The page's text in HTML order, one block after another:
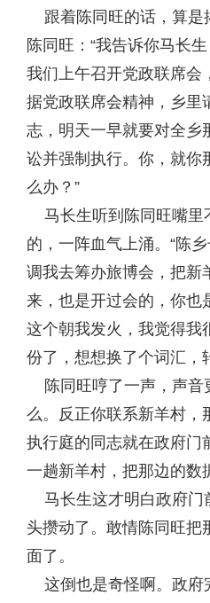
跟着陈同旺的话，算是
陈同旺：“我告诉你马长
我们上午召开党政联席会
据党政联席会精神，乡里
志，明天一早就要对全乡
讼并强制执行。你，就你
么办？”
马长生听到陈同旺嘴里
的，一阵血气上涌。“陈
调我去筹办旅博会，把新
来，也是开过会的，你也
这个朝我发火，我觉得我
份了，想想换了个词汇，
陈同旺哼了一声，声音
么。反正你联系新羊村，
执行庭的同志就在政府门
一趟新羊村，把那边的数
马长生这才明白政府门
头攒动了。敢情陈同旺把
面了。
这倒也是奇怪啊。政府